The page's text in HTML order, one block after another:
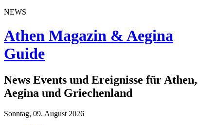
NEWS
Athen Magazin & Aegina
Guide
News Events und Ereignisse für Athen,
Aegina und Griechenland
Sonntag, 09. August 2026